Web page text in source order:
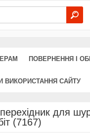
ПОВЕРНЕННЯ І
ВИКОРИСТАННЯ САЙТУ
для
(7167)